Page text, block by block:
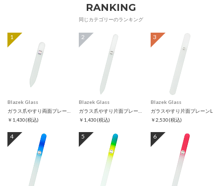
RANKING
同じカテゴリーのランキング
1
Blazek Glass
￥1,430(税込)
2
Blazek Glass
￥1,430(税込)
3
Blazek Glass
ガラスやすり片面プレーンL
￥2,530(税込)
4 5 6